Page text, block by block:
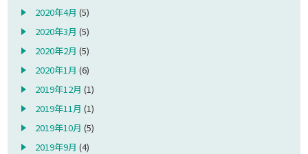
2020年4月 (5)
2020年3月 (5)
2020年2月 (5)
2020年1月 (6)
2019年12月 (1)
2019年11月 (1)
2019年10月 (5)
2019年9月 (4)